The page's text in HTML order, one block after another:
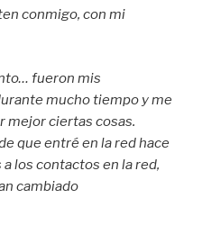
conmigo, con mi
fueron mis
mucho tiempo y me
mejor ciertas cosas.
que entré en la red hace
los contactos en la red,
cambiado